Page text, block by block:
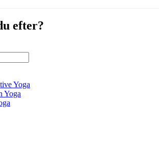
efter?
Yoga
Yoga